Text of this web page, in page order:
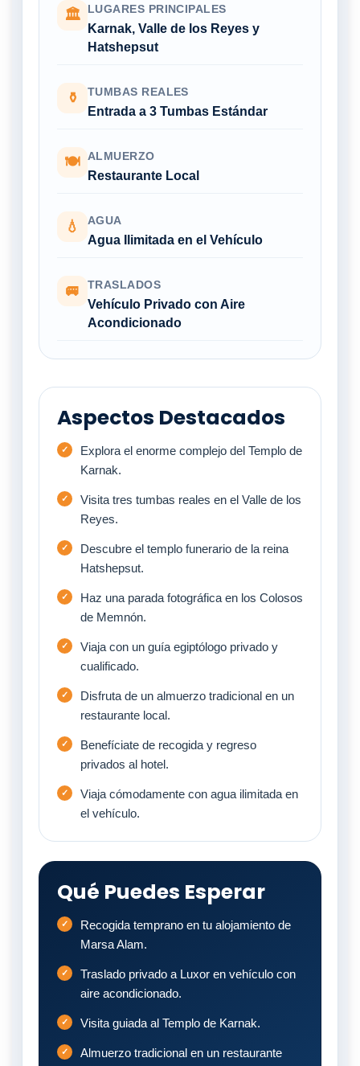
🏛 LUGARES PRINCIPALES
Karnak, Valle de los Reyes y
Hatshepsut
⚱ TUMBAS REALES
Entrada a 3 Tumbas Estándar
🍽 ALMUERZO
Restaurante Local
💧 AGUA
Agua Ilimitada en el Vehículo
🚐 TRASLADOS
Vehículo Privado con Aire
Acondicionado
Aspectos Destacados
Explora el enorme complejo del Templo de
Karnak.
Visita tres tumbas reales en el Valle de los
Reyes.
Descubre el templo funerario de la reina
Hatshepsut.
Haz una parada fotográfica en los Colosos
de Memnón.
Viaja con un guía egiptólogo privado y
cualificado.
Disfruta de un almuerzo tradicional en un
restaurante local.
Benefíciate de recogida y regreso
privados al hotel.
Viaja cómodamente con agua ilimitada en
el vehículo.
Qué Puedes Esperar
Recogida temprano en tu alojamiento de
Marsa Alam.
Traslado privado a Luxor en vehículo con
aire acondicionado.
Visita guiada al Templo de Karnak.
Almuerzo tradicional en un restaurante